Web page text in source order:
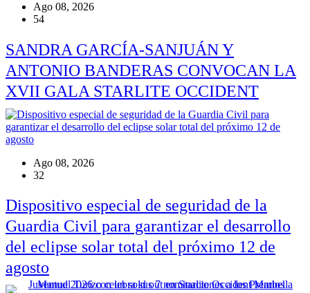
Ago 08, 2026
54
SANDRA GARCÍA-SANJUÁN Y
ANTONIO BANDERAS CONVOCAN LA
XVII GALA STARLITE OCCIDENT
Ago 08, 2026
32
Dispositivo especial de seguridad de la
Guardia Civil para garantizar el desarrollo
del eclipse solar total del próximo 12 de
agosto